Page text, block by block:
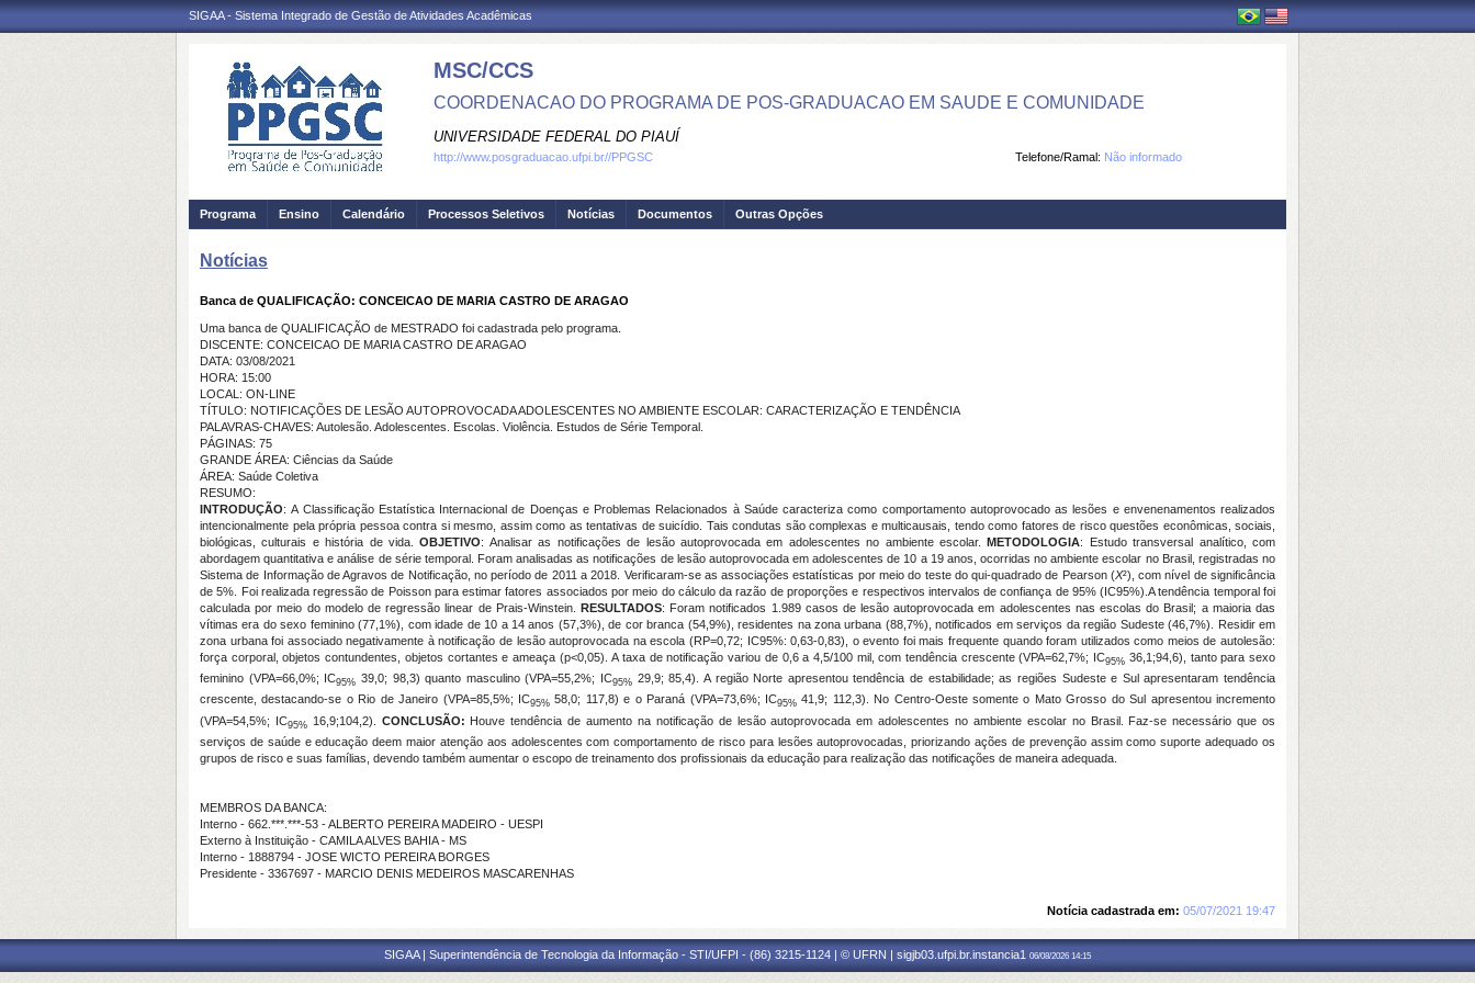
SIGAA - Sistema Integrado de Gestão de Atividades Acadêmicas
MSC/CCS
COORDENACAO DO PROGRAMA DE POS-GRADUACAO EM SAUDE E COMUNIDADE
UNIVERSIDADE FEDERAL DO PIAUÍ
Telefone/Ramal: Não informado
http://www.posgraduacao.ufpi.br//PPGSC
Programa Ensino Calendário Processos Seletivos Notícias Documentos Outras Opções
Notícias
Banca de QUALIFICAÇÃO: CONCEICAO DE MARIA CASTRO DE ARAGAO
Uma banca de QUALIFICAÇÃO de MESTRADO foi cadastrada pelo programa.
DISCENTE: CONCEICAO DE MARIA CASTRO DE ARAGAO
DATA: 03/08/2021
HORA: 15:00
LOCAL: ON-LINE
TÍTULO: NOTIFICAÇÕES DE LESÃO AUTOPROVOCADA ADOLESCENTES NO AMBIENTE ESCOLAR: CARACTERIZAÇÃO E TENDÊNCIA
PALAVRAS-CHAVES: Autolesão. Adolescentes. Escolas. Violência. Estudos de Série Temporal.
PÁGINAS: 75
GRANDE ÁREA: Ciências da Saúde
ÁREA: Saúde Coletiva
RESUMO:
INTRODUÇÃO: A Classificação Estatística Internacional de Doen­ças e Problemas Relacionados à Saúde caracteriza como comportamento autoprovocado as lesões e envenenamentos realizados
intencionalmente pela própria pessoa contra si mesmo, assim como as tentativas de suicídio. Tais condutas são complexas e multicausais, tendo como fatores de risco questões econômicas, sociais,
biológicas, culturais e história de vida.OBJETIVO: Analisar as notificações de lesão autoprovocada em adolescentes no ambiente escolar.METODOLOGIA: Estudo transversal analítico, com
abordagem quantitativa e análise de série temporal. Foram analisadas as notificações de lesão autoprovocada em adolescentes de 10 a 19 anos, ocorridas no ambiente escolar no Brasil, registradas no
Sistema de Informação de Agravos de Notificação, no período de 2011 a 2018. Verificaram-se as associações estatísticas por meio do teste do qui-quadrado de Pearson (X²), com nível de significância
de 5%. Foi realizada regressão de Poisson para estimar fatores associados por meio do cálculo da razão de proporções e respectivos intervalos de confiança de 95% (IC95%).A tendência temporal foi
calculada por meio do modelo de regressão linear de Prais-Winstein. RESULTADOS: Foram notificados 1.989 casos de lesão autoprovocada em adolescentes nas escolas do Brasil; a maioria das
vítimas era do sexo feminino (77,1%), com idade de 10 a 14 anos (57,3%), de cor branca (54,9%), residentes na zona urbana (88,7%), notificados em serviços da região Sudeste (46,7%). Residir em
zona urbana foi associado negativamente à notificação de lesão autoprovocada na escola (RP=0,72; IC95%: 0,63-0,83), o evento foi mais frequente quando foram utilizados como meios de autolesão:
força corporal, objetos contundentes, objetos cortantes e ameaça (p<0,05). A taxa de notificação variou de 0,6 a 4,5/100 mil, com tendência crescente (VPA=62,7%; IC95% 36,1;94,6), tanto para sexo
feminino (VPA=66,0%; IC95% 39,0; 98,3) quanto masculino (VPA=55,2%; IC95% 29,9; 85,4). A região Norte apresentou tendência de estabilidade; as regiões Sudeste e Sul apresentaram tendência
crescente, destacando-se o Rio de Janeiro (VPA=85,5%; IC95% 58,0; 117,8) e o Paraná (VPA=73,6%; IC95% 41,9; 112,3). No Centro-Oeste somente o Mato Grosso do Sul apresentou incremento
(VPA=54,5%; IC95% 16,9;104,2). CONCLUSÃO: Houve tendência de aumento na notificação de lesão autoprovocada em adolescentes no ambiente escolar no Brasil. Faz-se necessário que os
serviços de saúde e educação deem maior atenção aos adolescentes com comportamento de risco para lesões autoprovocadas, priorizando ações de prevenção assim como suporte adequado os
grupos de risco e suas famílias, devendo também aumentar o escopo de treinamento dos profissionais da educação para realização das notificações de maneira adequada.
MEMBROS DA BANCA:
Interno - 662.***.***-53 - ALBERTO PEREIRA MADEIRO - UESPI
Externo à Instituição - CAMILA ALVES BAHIA - MS
Interno - 1888794 - JOSE WICTO PEREIRA BORGES
Presidente - 3367697 - MARCIO DENIS MEDEIROS MASCARENHAS
Notícia cadastrada em: 05/07/2021 19:47
SIGAA | Superintendência de Tecnologia da Informação - STI/UFPI - (86) 3215-1124 | © UFRN | sigjb03.ufpi.br.instancia1 06/08/2026 14:15